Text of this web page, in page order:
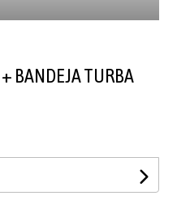
+ BANDEJA TURBA